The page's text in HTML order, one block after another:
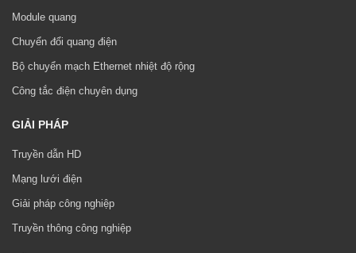
Module quang
Chuyển đổi quang điện
Bộ chuyển mạch Ethernet nhiệt độ rộng
Công tắc điện chuyên dụng
GIẢI PHÁP
Truyền dẫn HD
Mạng lưới điện
Giải pháp công nghiệp
Truyền thông công nghiệp